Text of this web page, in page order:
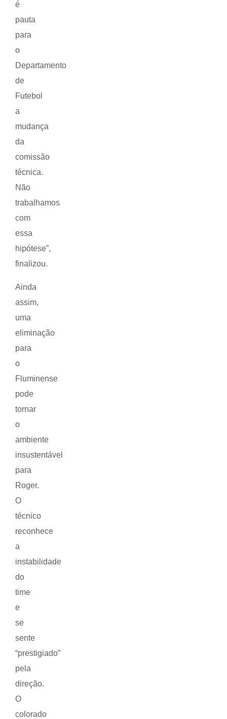
é
pauta
para
o
Departamento
de
Futebol
a
mudança
da
comissão
técnica.
Não
trabalhamos
com
essa
hipótese”,
finalizou.
Ainda
assim,
uma
eliminação
para
o
Fluminense
pode
tornar
o
ambiente
insustentável
para
Roger.
O
técnico
reconhece
a
instabilidade
do
time
e
se
sente
“prestigiado”
pela
direção.
O
colorado